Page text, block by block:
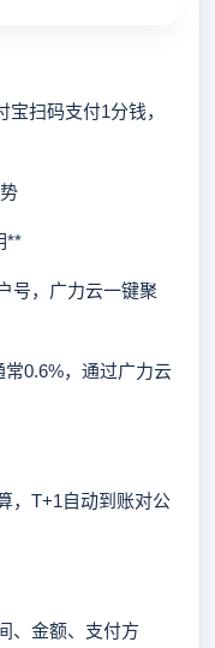
扫码支付1分钱，
**
，广力云一键聚
0.6%，通过广力云
T+1自动到账对公
金额、支付方